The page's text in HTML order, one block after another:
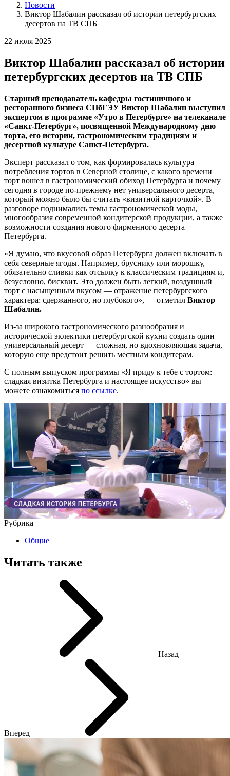
Новости
Виктор Шабалин рассказал об истории петербургских
десертов на ТВ СПБ
22 июля 2025
Виктор Шабалин рассказал об истории
петербургских десертов на ТВ СПБ
Старший преподаватель кафедры гостиничного и
ресторанного бизнеса СПбГЭУ Виктор Шабалин выступил
экспертом в программе «Утро в Петербурге» на телеканале
«Санкт-Петербург», посвященной Международному дню
торта, его истории, гастрономическим традициям и
десертной культуре Санкт-Петербурга.
Эксперт рассказал о том, как формировалась культура
потребления тортов в Северной столице, с какого времени
торт вошел в гастрономический обиход Петербурга и почему
сегодня в городе по-прежнему нет универсального десерта,
который можно было бы считать «визитной карточкой». В
разговоре поднимались темы гастрономической моды,
многообразия современной кондитерской продукции, а также
возможности создания нового фирменного десерта
Петербурга.
«Я думаю, что вкусовой образ Петербурга должен включать в
себя северные ягоды. Например, бруснику или морошку,
обязательно сливки как отсылку к классическим традициям и,
безусловно, бисквит. Это должен быть легкий, воздушный
торт с насыщенным вкусом — отражение петербургского
характера: сдержанного, но глубокого», — отметил Виктор
Шабалин.
Из-за широкого гастрономического разнообразия и
исторической эклектики петербургской кухни создать один
универсальный десерт — сложная, но вдохновляющая задача,
которую еще предстоит решить местным кондитерам.
С полным выпуском программы «Я приду к тебе с тортом:
сладкая визитка Петербурга и настоящее искусство» вы
можете ознакомиться по ссылке.
Рубрика
Общие
Читать также
Назад
Вперед